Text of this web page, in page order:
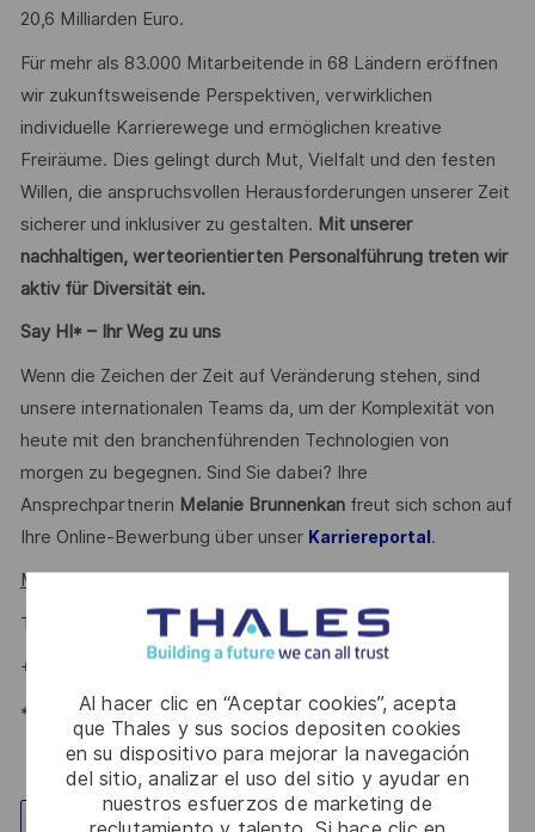
Al hacer clic en “Aceptar cookies”, acepta
que Thales y sus socios depositen cookies
en su dispositivo para mejorar la navegación
del sitio, analizar el uso del sitio y ayudar en
nuestros esfuerzos de marketing de
20,6 Milliarden Euro.
Für mehr als 83.000 Mitarbeitende in 68 Ländern eröffnen
wir zukunftsweisende Perspektiven, verwirklichen
individuelle Karrierewege und ermöglichen kreative
Freiräume. Dies gelingt durch Mut, Vielfalt und den festen
Willen, die anspruchsvollen Herausforderungen unserer Zeit
sicherer und inklusiver zu gestalten. Mit unserer
nachhaltigen, werteorientierten Personalführung treten wir
aktiv für Diversität ein.
Say HI* – Ihr Weg zu uns
Wenn die Zeichen der Zeit auf Veränderung stehen, sind
unsere internationalen Teams da, um der Komplexität von
heute mit den branchenführenden Technologien von
morgen zu begegnen. Sind Sie dabei? Ihre
Ansprechpartnerin Melanie Brunnenkanfreut sich schon auf
Ihre Online-Bewerbung über unser Karriereportal .
Melanie Brunnenkan
Talent Acquisition Partnerin
+49 731 40729 746
*Human Intelligence